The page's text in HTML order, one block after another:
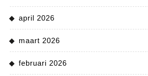
april 2026
maart 2026
februari 2026